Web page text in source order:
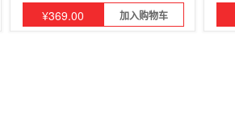
¥369.00 加入购物车